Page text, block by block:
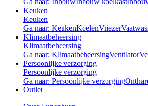
Ga naar: InbouwInbouw koelkast
Keuken
Keuken
Ga naar: KeukenKoelenVriezer
Klimaatbeheersing
Klimaatbeheersing
Ga naar: KlimaatbeheersingVentilator
Persoonlijke verzorging
Persoonlijke verzorging
Ga naar: Persoonlijke verzorging
Outlet